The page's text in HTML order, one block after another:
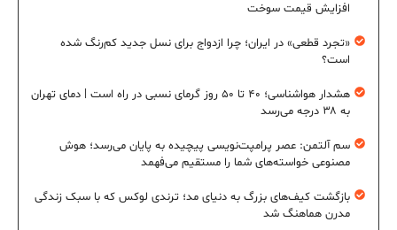
افزایش قیمت سوخت
«تجرد قطعی» در ایران؛ چرا ازدواج برای نسل جدید کم‌رنگ شده
است؟
هشدار هواشناسی؛ ۴۰ تا ۵۰ روز گرمای نسبی در راه است | دمای تهران
به ۳۸ درجه می‌رسد
سم آلتمن: عصر پرامپت‌نویسی پیچیده به پایان می‌رسد؛ هوش
مصنوعی خواسته‌های شما را مستقیم می‌فهمد
بازگشت کیف‌های بزرگ به دنیای مد؛ ترندی لوکس که با سبک زندگی
مدرن هماهنگ شد